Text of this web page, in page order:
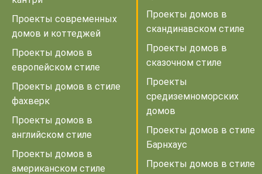
Проекты современных
домов и коттеджей
Проекты домов в
европейском стиле
Проекты домов в стиле
фахверк
Проекты домов в
английском стиле
Проекты домов в
американском стиле
Проекты домов в
скандинавском стиле
Проекты домов в
сказочном стиле
Проекты
средиземноморских
домов
Проекты домов в стиле
Барнхаус
Проекты домов в стиле